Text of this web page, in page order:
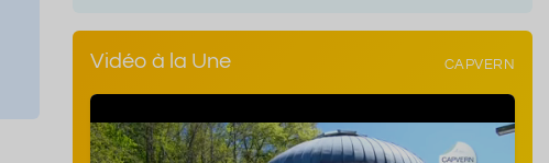
Vidéo à la Une CAPVERN